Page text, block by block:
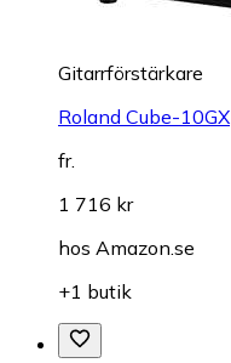
Gitarrförstärkare
Roland Cube-10GX
fr.
1 716 kr
hos Amazon.se
+1 butik